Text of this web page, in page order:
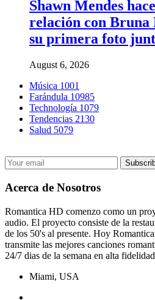
Shawn Mendes
relación con Bruna
su primera foto
August 6, 2026
Música 1001
Farándula 10985
Technología 1079
Tendencias 2130
Salud 5079
Acerca de Nosotros
Romantica HD comenzo como un
audio. El proyecto consiste de la
de los 50's al presente. Hoy
transmite las mejores canciones
24/7 dias de la semana en alta
Miami, USA